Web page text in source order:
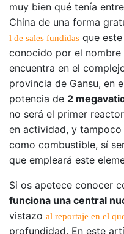
muy bien qué tenía
China de una forma
l de sales fundidas que
conocido por el nombre
encuentra en el
provincia de Gansu, en
potencia de 2
no será el primer
en actividad, y
como combustible, sí
que empleará este
Si os apetece conocer
funciona una central
vistazo al reportaje en el
profundidad. En este